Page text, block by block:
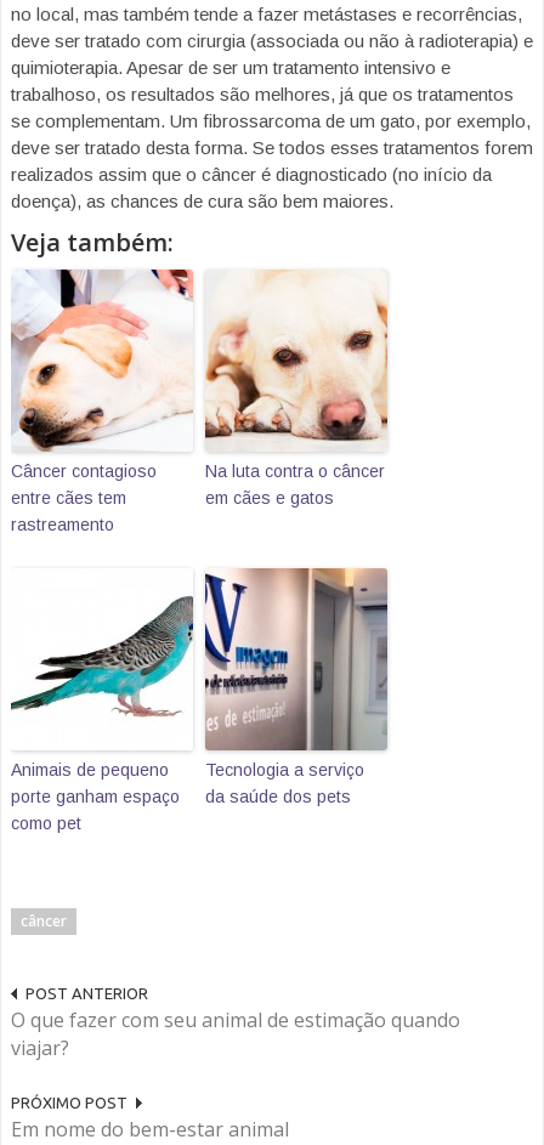
no local, mas também tende a fazer metástases e recorrências,
deve ser tratado com cirurgia (associada ou não à radioterapia) e
quimioterapia. Apesar de ser um tratamento intensivo e
trabalhoso, os resultados são melhores, já que os tratamentos
se complementam. Um fibrossarcoma de um gato, por exemplo,
deve ser tratado desta forma. Se todos esses tratamentos forem
realizados assim que o câncer é diagnosticado (no início da
doença), as chances de cura são bem maiores.
Veja também:
Câncer contagioso
entre cães tem
rastreamento
Na luta contra o câncer
em cães e gatos
Animais de pequeno
porte ganham espaço
como pet
Tecnologia a serviço
da saúde dos pets
câncer
POST ANTERIOR
O que fazer com seu animal de estimação quando
viajar?
PRÓXIMO POST
Em nome do bem-estar animal